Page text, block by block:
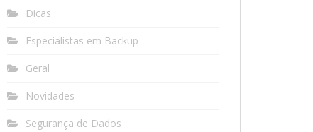
Dicas
Especialistas em Backup
Geral
Novidades
Segurança de Dados